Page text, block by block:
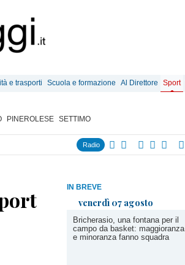
e trasporti Scuola e formazione Al Direttore Sport
PINEROLESE SETTIMO
Radio
IN BREVE
venerdì 07 agosto
Bricherasio, una fontana per il
campo da basket: maggioranza
e minoranza fanno squadra